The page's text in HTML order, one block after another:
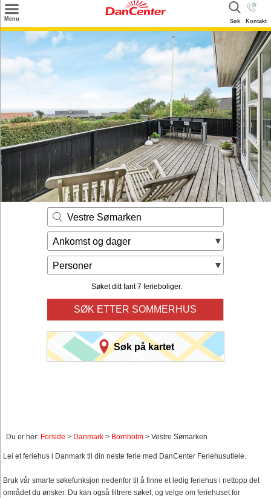
Menu Kontakt
Søk
Tilbud
Info
Service
Kontakt
Eier login
Vestre Sømarken
Ankomst og dager
Personer
Søket ditt fant 7 ferieboliger.
SØK ETTER SOMMERHUS
Søk på kartet
Du er her: Forside > Danmark > Bornholm > Vestre Sømarken
Lei et feriehus i Danmark til din neste ferie med DanCenter Feriehusutleie.
Bruk vår smarte søkefunksjon nedenfor til å finne et ledig feriehus i nettopp det
området du ønsker. Du kan også filtrere søket, og velge om feriehuset for